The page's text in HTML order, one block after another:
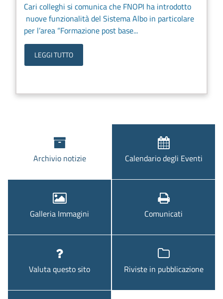
Cari colleghi si comunica che FNOPI ha introdotto
nuove funzionalità del Sistema Albo in particolare
per l’area “Formazione post base...
LEGGI TUTTO
Archivio notizie Calendario degli Eventi
Galleria Immagini Comunicati
Valuta questo sito Riviste in pubblicazione